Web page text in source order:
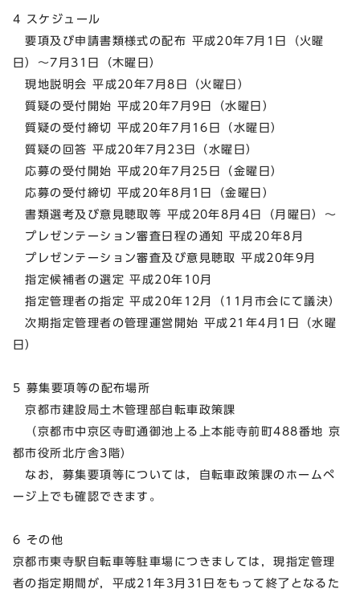
4 スケジュール
要項及び申請書類様式の配布 平成20年7月1日（火曜
日）～7月31日（木曜日）
現地説明会 平成20年7月8日（火曜日）
質疑の受付開始 平成20年7月9日（水曜日）
質疑の受付締切 平成20年7月16日（水曜日）
質疑の回答 平成20年7月23日（水曜日）
応募の受付開始 平成20年7月25日（金曜日）
応募の受付締切 平成20年8月1日（金曜日）
書類選考及び意見聴取等 平成20年8月4日（月曜日）～
プレゼンテーション審査日程の通知 平成20年8月
プレゼンテーション審査及び意見聴取 平成20年9月
指定候補者の選定 平成20年10月
指定管理者の指定 平成20年12月（11月市会にて議決）
次期指定管理者の管理運営開始 平成21年4月1日（水曜
日）
5 募集要項等の配布場所
京都市建設局土木管理部自転車政策課
（京都市中京区寺町通御池上る上本能寺前町488番地 京
都市役所北庁舎3階）
なお，募集要項等については，自転車政策課のホームペ
ージ上でも確認できます。
6 その他
京都市東寺駅自転車等駐車場につきましては，現指定管理
者の指定期間が，平成21年3月31日をもって終了となるた